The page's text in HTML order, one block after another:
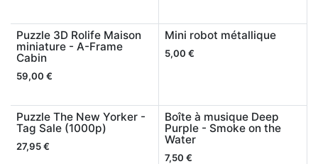
Puzzle 3D Rolife Maison
miniature - A-Frame
Cabin
59,00 €
Mini robot métallique
5,00 €
Puzzle The New Yorker -
Tag Sale (1000p)
27,95€
Boîte à musique Deep
Purple - Smoke on the
Water
7,50 €